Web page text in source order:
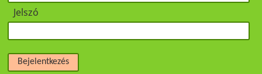
Jelszó
Bejelentkezés